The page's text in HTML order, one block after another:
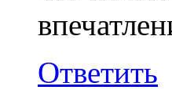
Ответить